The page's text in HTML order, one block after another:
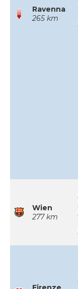
Ravenna
265 km
Wien
277 km